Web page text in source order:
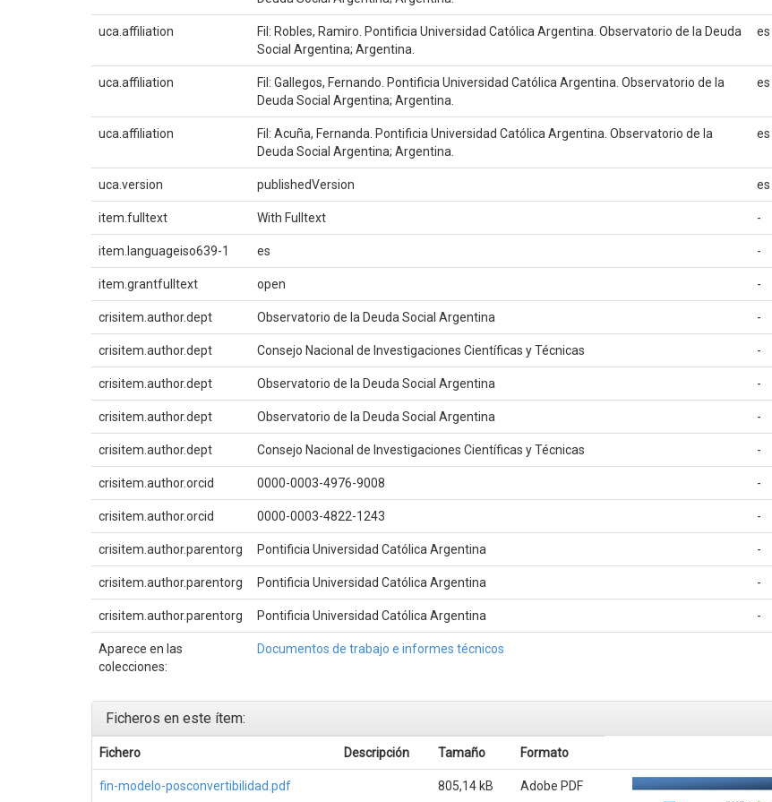
uca.affiliation
Fil: Robles, Ramiro. Pontificia Universidad Católica Argentina. Observatorio de la Deuda
Social Argentina; Argentina.
es
uca.affiliation
Fil: Gallegos, Fernando. Pontificia Universidad Católica Argentina. Observatorio de la
Deuda Social Argentina; Argentina.
es
uca.affiliation
Fil: Acuña, Fernanda. Pontificia Universidad Católica Argentina. Observatorio de la
Deuda Social Argentina; Argentina.
es
uca.version publishedVersion es
item.fulltext With Fulltext -
item.languageiso639-1 es -
item.grantfulltext open -
crisitem.author.dept Observatorio de la Deuda Social Argentina -
crisitem.author.dept Consejo Nacional de Investigaciones Científicas y Técnicas -
crisitem.author.dept Observatorio de la Deuda Social Argentina -
crisitem.author.dept Observatorio de la Deuda Social Argentina -
crisitem.author.dept Consejo Nacional de Investigaciones Científicas y Técnicas -
crisitem.author.orcid 0000-0003-4976-9008 -
crisitem.author.orcid 0000-0003-4822-1243 -
crisitem.author.parentorg Pontificia Universidad Católica Argentina -
crisitem.author.parentorg Pontificia Universidad Católica Argentina -
crisitem.author.parentorg Pontificia Universidad Católica Argentina -
Aparece en las
colecciones:
Documentos de trabajo e informes técnicos
Ficheros en este ítem:
Fichero Descripción Tamaño Formato
fin-modelo-posconvertibilidad.pdf 805,14 kB Adobe PDF